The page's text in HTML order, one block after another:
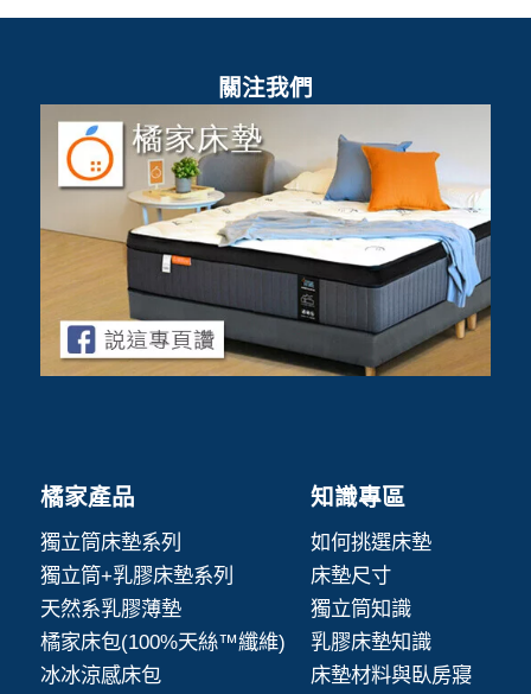
關注我們
橘家產品
獨立筒床墊系列
獨立筒+乳膠床墊系列
天然系乳膠薄墊
橘家床包(100%天絲™纖維)
冰冰涼感床包
知識專區
如何挑選床墊
床墊尺寸
獨立筒知識
乳膠床墊知識
床墊材料與臥房寢